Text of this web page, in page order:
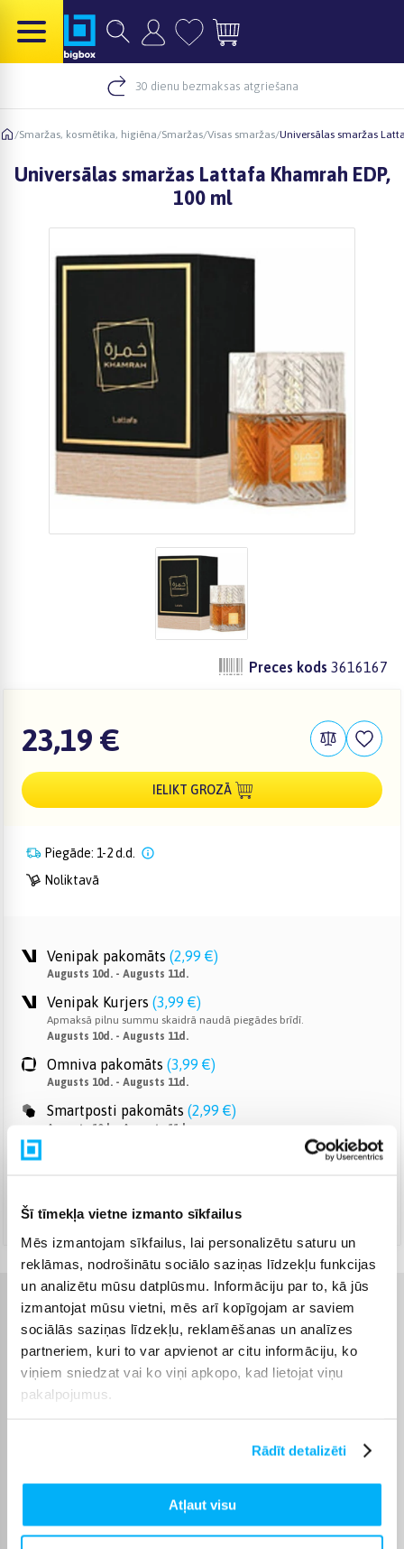
Šī tīmekļa vietne izmanto sīkfailus
Mēs izmantojam sīkfailus, lai personalizētu saturu un
reklāmas, nodrošinātu sociālo saziņas līdzekļu funkcijas
un analizētu mūsu datplūsmu. Informāciju par to, kā jūs
izmantojat mūsu vietni, mēs arī kopīgojam ar saviem
sociālās saziņas līdzekļu, reklamēšanas un analīzes
partneriem, kuri to var apvienot ar citu informāciju, ko
viņiem sniedzat vai ko viņi apkopo, kad lietojat viņu
pakalpojumus.
Rādīt detalizēti
Atļaut visu
30 dienu bezmaksas atgriešana
/Smaržas, kosmētika, higiēna/Smaržas/Visas smaržas/Universālas smaržas
Universālas smaržas Lattafa Khamrah EDP,
100 ml
Preces kods 3616167
23,19 €
IELIKT GROZĀ
Piegāde: 1-2 d.d.
Noliktavā
Venipak pakomāts (2,99 €)
Augusts 10d. - Augusts 11d.
Venipak Kurjers (3,99 €)
Apmaksā pilnu summu skaidrā naudā piegādes brīdī.
Augusts 10d. - Augusts 11d.
Omniva pakomāts (3,99 €)
Augusts 10d. - Augusts 11d.
Smartposti pakomāts (2,99 €)
Augusts 10d. - Augusts 11d.
Augusts 10d. - Augusts 11d.
Raksturlielumi
Ražotājs Lattafa
Komplektēšanas valsts
parfimērijas zīmols, kas
pazīstams ar
austrumnieciskiem,
intensīviem un noturīgiem